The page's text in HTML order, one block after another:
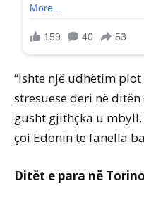
“Ishte një udhëtim
stresuese deri në
gusht gjithçka u mbyll,
çoi Edonin te fanella
Ditët e para në Torino